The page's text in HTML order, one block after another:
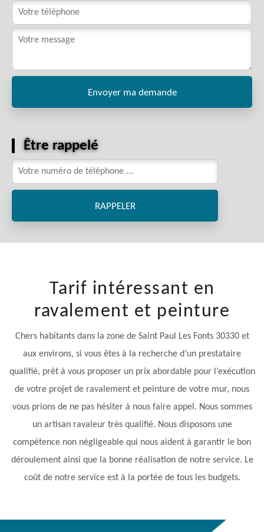
Être rappelé
Tarif intéressant en
ravalement et peinture
Chers habitants dans la zone de Saint Paul Les Fonts 30330 et
aux environs, si vous êtes à la recherche d’un prestataire
qualifié, prêt à vous proposer un prix abordable pour l’exécution
de votre projet de ravalement et peinture de votre mur, nous
vous prions de ne pas hésiter à nous faire appel. Nous sommes
un artisan ravaleur très qualifié. Nous disposons une
compétence non négligeable qui nous aident à garantir le bon
déroulement ainsi que la bonne réalisation de notre service. Le
coût de notre service est à la portée de tous les budgets.